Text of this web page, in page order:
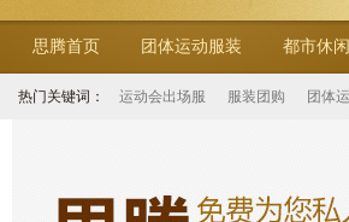
思腾首页 团体运动服装 都市休
热门关键词： 运动会出场服 服装团购 团体